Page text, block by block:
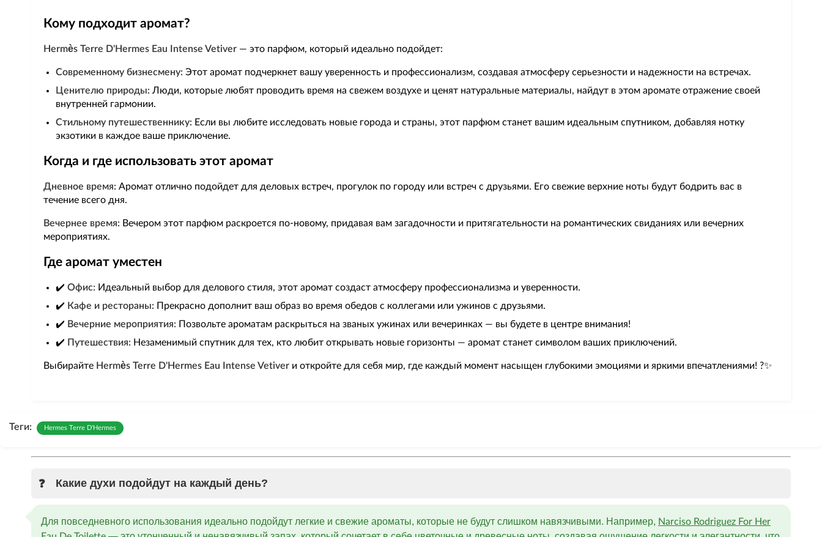
Кому подходит аромат?
Hermès Terre D'Hermes Eau Intense Vetiver — это парфюм, который идеально подойдет:
Современному бизнесмену: Этот аромат подчеркнет вашу уверенность и профессионализм, создавая атмосферу серьезности и надежности на встречах.
Ценителю природы: Люди, которые любят проводить время на свежем воздухе и ценят натуральные материалы, найдут в этом аромате отражение своей
внутренней гармонии.
Стильному путешественнику: Если вы любите исследовать новые города и страны, этот парфюм станет вашим идеальным спутником, добавляя нотку
экзотики в каждое ваше приключение.
Когда и где использовать этот аромат
Дневное время: Аромат отлично подойдет для деловых встреч, прогулок по городу или встреч с друзьями. Его свежие верхние ноты будут бодрить вас в
течение всего дня.
Вечернее время: Вечером этот парфюм раскроется по-новому, придавая вам загадочности и притягательности на романтических свиданиях или вечерних
мероприятиях.
Где аромат уместен
✔️ Офис: Идеальный выбор для делового стиля, этот аромат создаст атмосферу профессионализма и уверенности.
✔️ Кафе и рестораны: Прекрасно дополнит ваш образ во время обедов с коллегами или ужинов с друзьями.
✔️ Вечерние мероприятия: Позвольте ароматам раскрыться на званых ужинах или вечеринках — вы будете в центре внимания!
✔️ Путешествия: Незаменимый спутник для тех, кто любит открывать новые горизонты — аромат станет символом ваших приключений.
Выбирайте Hermès Terre D'Hermes Eau Intense Vetiver и откройте для себя мир, где каждый момент насыщен глубокими эмоциями и яркими впечатлениями! ?✨
Теги: Hermes Terre D'Hermes
Какие духи подойдут на каждый день?
Для повседневного использования идеально подойдут легкие и свежие ароматы, которые не будут слишком навязчивыми. Например, Narciso Rodriguez For Her